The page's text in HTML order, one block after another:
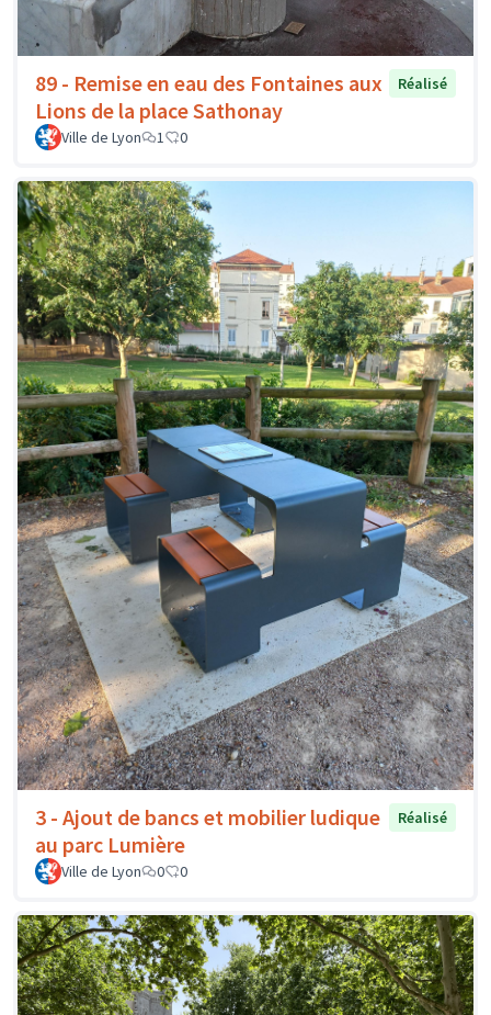
89 - Remise en eau des Fontaines aux
Lions de la place Sathonay
Réalisé
Ville de Lyon 1 0
3 - Ajout de bancs et mobilier ludique
au parc Lumière
Réalisé
Ville de Lyon 0 0